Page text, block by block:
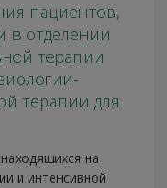
пациентов,
в отделении
терапии
терапии для
на
и интенсивной